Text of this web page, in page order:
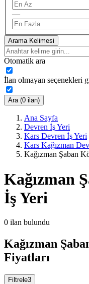
—
Arama Kelimesi
Otomatik ara
İlan olmayan seçenekleri
Ara (0 ilan)
Ana Sayfa
Devren İş Yeri
Kars Devren İş Yeri
Kars Kağızman
Kağızman Şaban
Kağızman
İş Yeri
0 ilan bulundu
Kağızman
Fiyatları
Filtrele3